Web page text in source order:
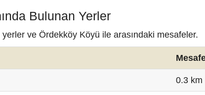
Bulunan Yerler
ve Ördekköy Köyü ile arasındaki mesafeler.
0.3 km